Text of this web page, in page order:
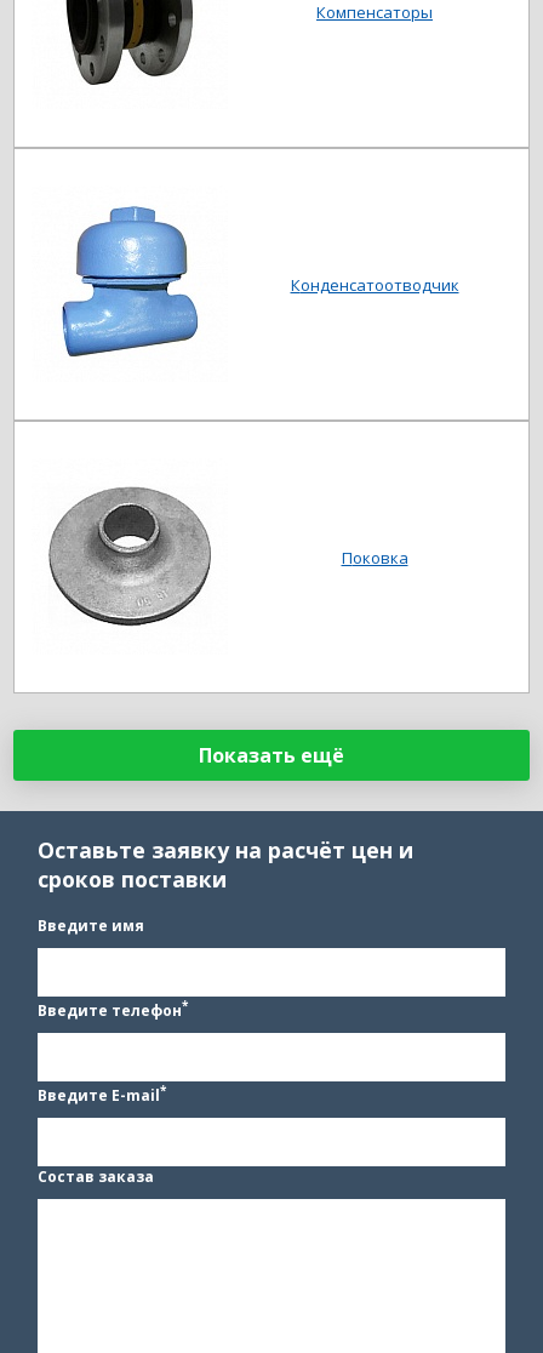
Компенсаторы
Конденсатоотводчик
Поковка
Показать ещё
Оставьте заявку на расчёт цен и
сроков поставки
Введите имя
Введите телефон*
Введите E-mail*
Состав заказа